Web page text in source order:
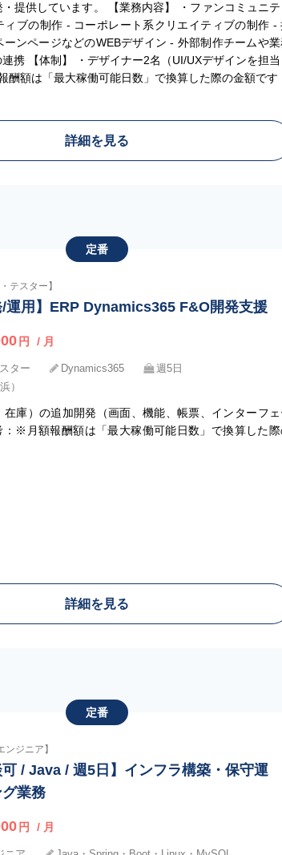
提供しています。 【業務内容】 ・ファンコミュニテ
ィブの制作 - コーポレート系クリエイティブの制作 -
ーンページなどのWEBデザイン - 外部制作チームや業
携 【体制】 ・デザイナー2名（UI/UXデザインを担当
酬額は「最大稼働可能日数」で換算した際の金額です
詳細を見る
定番
テスター】
/運用】ERP Dynamics365 F&O開発支援
円 / 月
ター Dynamics365
週5日
）
在庫）の追加開発（画面、機能、帳票、インターフェ
：※月額報酬額は「最大稼働可能日数」で換算した
詳細を見る
定番
ンジニア】
可 / Java / 週5日】インフラ構築・保守運
業務
円 / 月